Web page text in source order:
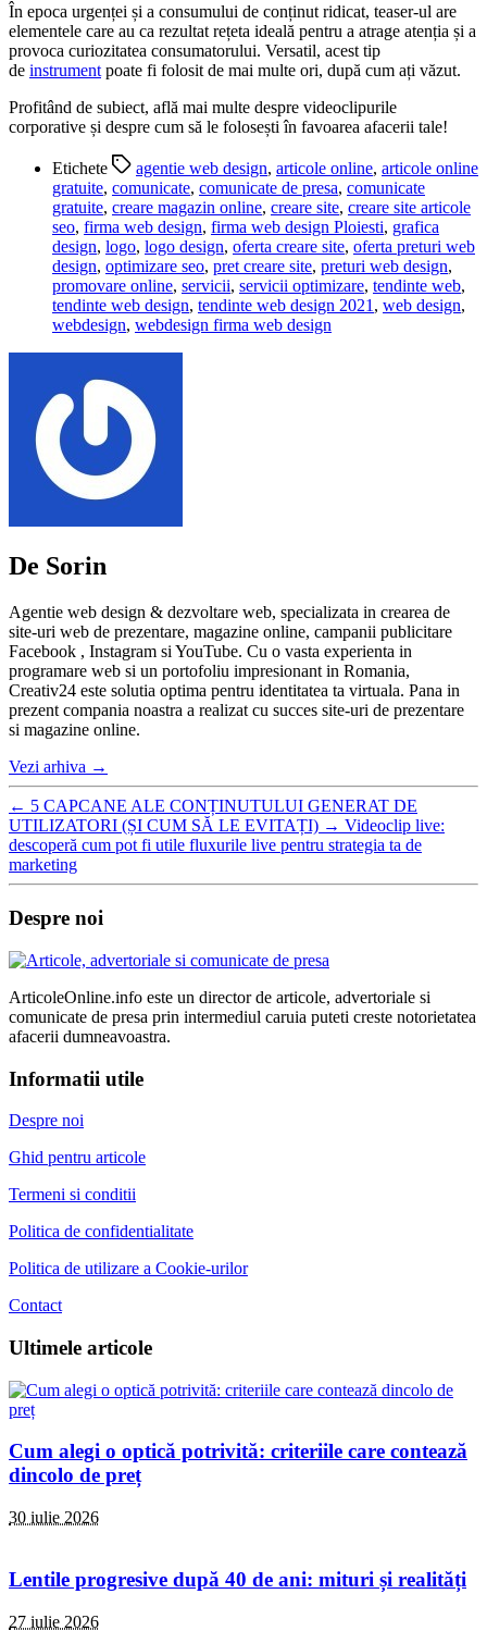
În epoca urgenței și a consumului de conținut ridicat, teaser-ul are
elementele care au ca rezultat rețeta ideală pentru a atrage atenția și a
provoca curiozitatea consumatorului. Versatil, acest tip
de instrument poate fi folosit de mai multe ori, după cum ați văzut.
Profitând de subiect, află mai multe despre videoclipurile
corporative și despre cum să le folosești în favoarea afacerii tale!
Etichete agentie web design, articole online, articole online
gratuite, comunicate, comunicate de presa, comunicate
gratuite, creare magazin online, creare site, creare site articole
seo, firma web design, firma web design Ploiesti, grafica
design, logo, logo design, oferta creare site, oferta preturi web
design, optimizare seo, pret creare site, preturi web design,
promovare online, servicii, servicii optimizare, tendinte web,
tendinte web design, tendinte web design 2021 , web design,
webdesign, webdesign firma web design
De Sorin
Agentie web design & dezvoltare web, specializata in crearea de
site-uri web de prezentare, magazine online, campanii publicitare
Facebook , Instagram si YouTube. Cu o vasta experienta in
programare web si un portofoliu impresionant in Romania,
Creativ24 este solutia optima pentru identitatea ta virtuala. Pana in
prezent compania noastra a realizat cu succes site-uri de prezentare
si magazine online.
Vezi arhiva →
← 5 CAPCANE ALE CONȚINUTULUI GENERAT DE
UTILIZATORI (ȘI CUM SĂ LE EVITAȚI) → Videoclip live:
descoperă cum pot fi utile fluxurile live pentru strategia ta de
marketing
Despre noi
ArticoleOnline.info este un director de articole, advertoriale si
comunicate de presa prin intermediul caruia puteti creste notorietatea
afacerii dumneavoastra.
Informatii utile
Despre noi
Ghid pentru articole
Termeni si conditii
Politica de confidentialitate
Politica de utilizare a Cookie-urilor
Contact
Ultimele articole
Cum alegi o optică potrivită: criteriile care contează
dincolo de preț
30 iulie 2026
Lentile progresive după 40 de ani: mituri și realități
27 iulie 2026